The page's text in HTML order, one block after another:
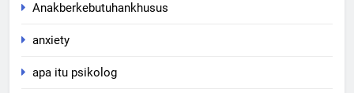
Anakberkebutuhankhusus
anxiety
apa itu psikolog